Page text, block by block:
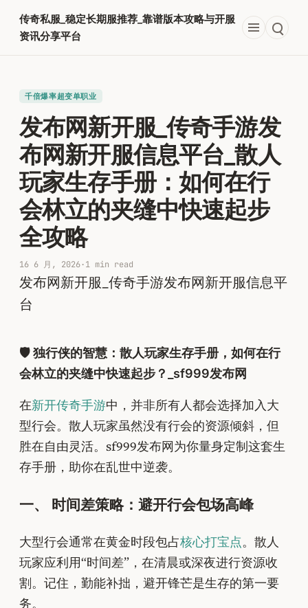
内
传奇私服_稳定长期服推荐_靠谱版本攻略与开服
资讯分享平台
千倍爆率超变单职业​
发布网新开服_传奇手游发
布网新开服信息平台_散人
玩家生存手册：如何在行
会林立的夹缝中快速起步
全攻略
16 6 月, 2026·1 min read
发布网新开服_传奇手游发布网新开服信息平
台
🛡️ 独行侠的智慧：散人玩家生存手册，如何在行
会林立的夹缝中快速起步？_sf999发布网
在新开传奇手游中，并非所有人都会选择加入大
型行会。散人玩家虽然没有行会的资源倾斜，但
胜在自由灵活。sf999发布网为你量身定制这套生
存手册，助你在乱世中逆袭。
一、 时间差策略：避开行会包场高峰
大型行会通常在黄金时段包占核心打宝点。散人
玩家应利用“时间差”，在清晨或深夜进行资源收
割。记住，勤能补拙，避开锋芒是生存的第一要
务。